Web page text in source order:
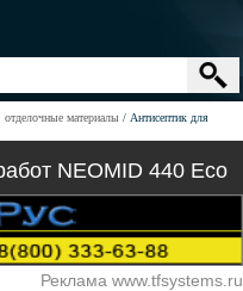
материалы
Антисептик для
NEOMID 440 Eco
Реклама www.tfsystems.ru